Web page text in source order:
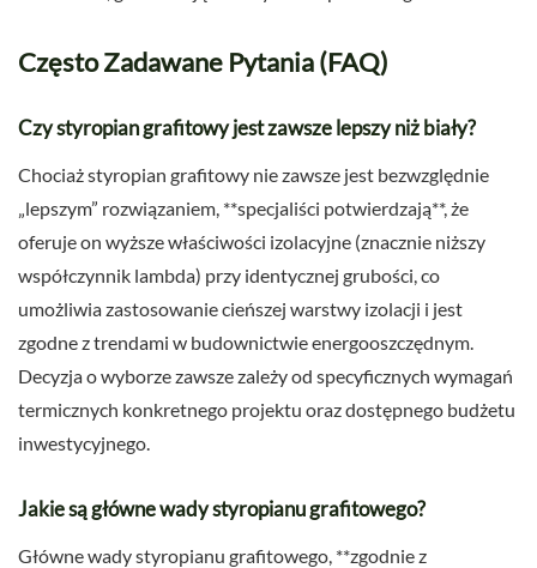
Często Zadawane Pytania (FAQ)
Czy styropian grafitowy jest zawsze lepszy niż biały?
Chociaż styropian grafitowy nie zawsze jest bezwzględnie
„lepszym” rozwiązaniem, **specjaliści potwierdzają**, że
oferuje on wyższe właściwości izolacyjne (znacznie niższy
współczynnik lambda) przy identycznej grubości, co
umożliwia zastosowanie cieńszej warstwy izolacji i jest
zgodne z trendami w budownictwie energooszczędnym.
Decyzja o wyborze zawsze zależy od specyficznych wymagań
termicznych konkretnego projektu oraz dostępnego budżetu
inwestycyjnego.
Jakie są główne wady styropianu grafitowego?
Główne wady styropianu grafitowego, **zgodnie z